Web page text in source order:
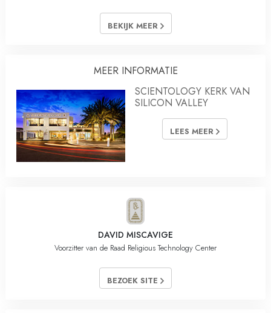
BEKIJK MEER
MEER INFORMATIE
SCIENTOLOGY KERK VAN
SILICON VALLEY
LEES MEER
DAVID MISCAVIGE
Voorzitter van de Raad Religious Technology Center
BEZOEK SITE